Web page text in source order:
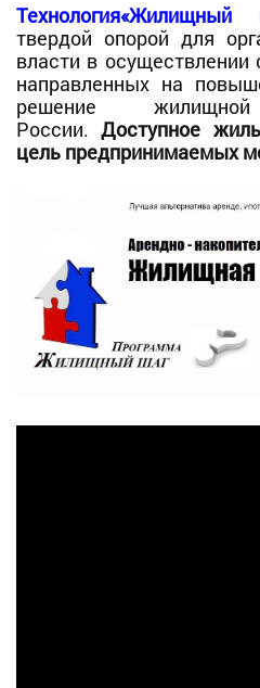
Технология«Жилищный
твердой опорой для
власти в
направленных на
решение
России. Доступное
цель предпринимаемых